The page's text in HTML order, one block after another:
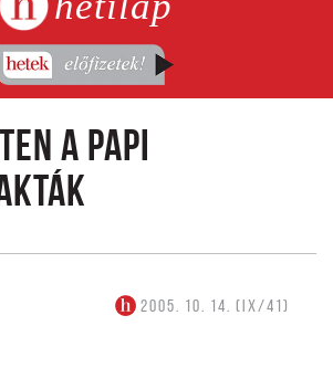
a papi
2005. 10. 14. (IX/41)